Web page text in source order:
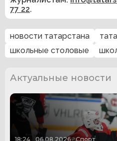
77 22.
новости татарстана
школьные столовые
Актуальные новости
18:24 06.08.2026 Спорт